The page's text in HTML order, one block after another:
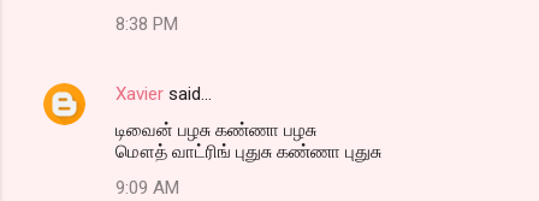
8:38 PM
Xavier said…
டிவைன் பழசு கண்ணா பழசு
மௌத் வாட்ரிங் புதுசு கண்ணா புதுசு
9:09 AM